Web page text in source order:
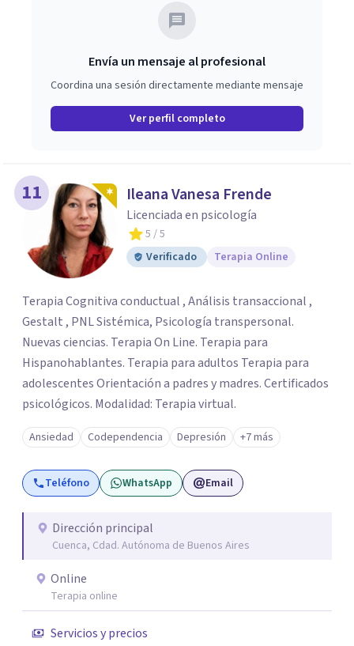
Envía un mensaje al profesional
Coordina una sesión directamente mediante mensaje
Ver perfil completo
11 Ileana Vanesa Frende
Licenciada en psicología
5 / 5
Verificado
Terapia Online
Terapia Cognitiva conductual , Análisis transaccional ,
Gestalt , PNL Sistémica, Psicología transpersonal.
Nuevas ciencias. Terapia On Line. Terapia para
Hispanohablantes. Terapia para adultos Terapia para
adolescentes Orientación a padres y madres. Certificados
psicológicos. Modalidad: Terapia virtual.
Ansiedad Codependencia Depresión +7 más
Teléfono WhatsApp Email
Dirección principal
Cuenca, Cdad. Autónoma de Buenos Aires
Online
Terapia online
Servicios y precios